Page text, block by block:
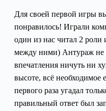
Для своей первой игры
понравилось! Играли
один из нас читал 2 роли
между ними) Антураж не
впечатления ничуть ни
высоте, всё необходимое
первого раза угадал
правильный ответ был